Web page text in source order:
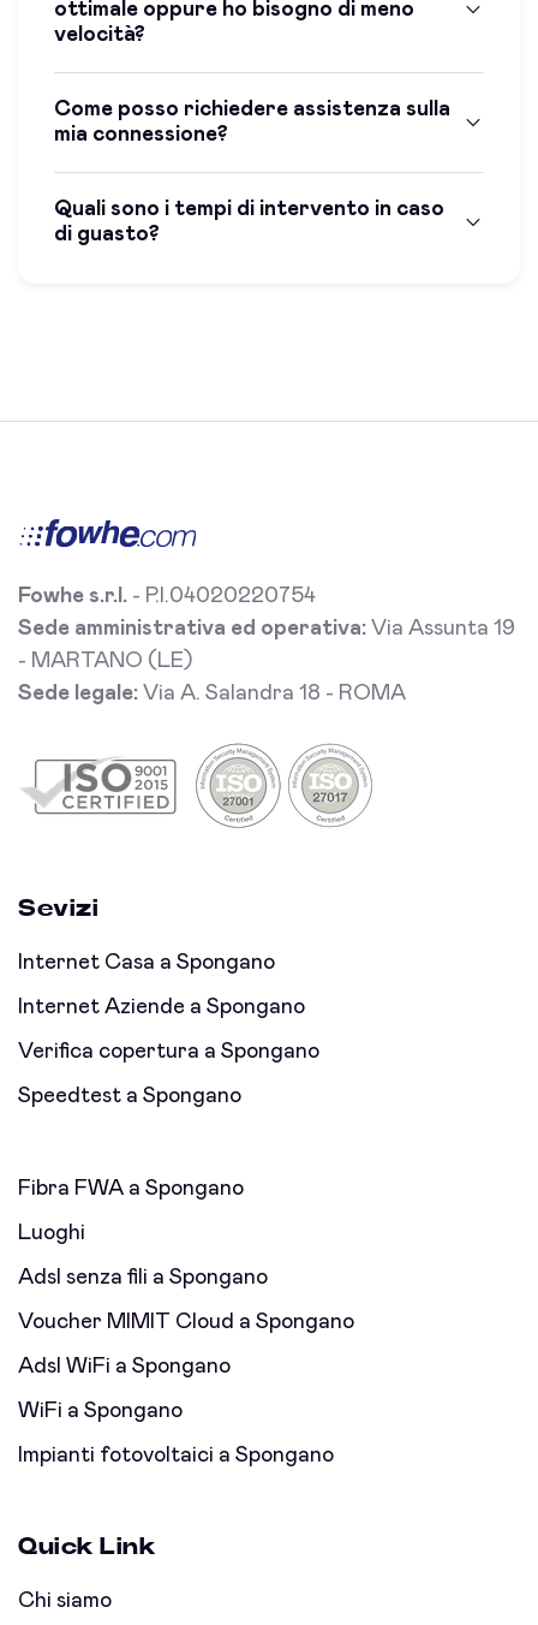
ottimale oppure ho bisogno di meno
velocità?
Come posso richiedere assistenza sulla
mia connessione?
Quali sono i tempi di intervento in caso
di guasto?
Fowhe s.r.l. - P.I.04020220754
Sede amministrativa ed operativa: Via Assunta 19
- MARTANO (LE)
Sede legale: Via A. Salandra 18 - ROMA
Sevizi
Internet Casa a Spongano
Internet Aziende a Spongano
Verifica copertura a Spongano
Speedtest a Spongano
Fibra FWA a Spongano
Luoghi
Adsl senza fili a Spongano
Voucher MIMIT Cloud a Spongano
Adsl WiFi a Spongano
WiFi a Spongano
Impianti fotovoltaici a Spongano
Quick Link
Chi siamo